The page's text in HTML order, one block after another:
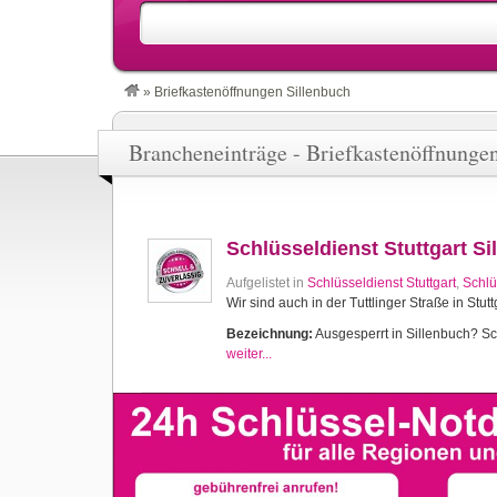
» Briefkastenöffnungen Sillenbuch
Brancheneinträge -
Schlüsseldienst Stuttgart
Aufgelistet in Schlüsseldienst Stuttgart,
Wir sind auch in der Tuttlinger Straße in
Bezeichnung: Ausgesperrt in Sillenbuch?
weiter...